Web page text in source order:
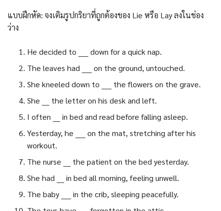
แบบฝึกหัด: จงเติมรูปกริยาที่ถูกต้องของ Lie หรือ Lay ลงในช่อง
ว่าง
He decided to ____ down for a quick nap.
The leaves had ____ on the ground, untouched.
She kneeled down to ____ the flowers on the grave.
She ___ the letter on his desk and left.
I often ___ in bed and read before falling asleep.
Yesterday, he ____ on the mat, stretching after his
workout.
The nurse ___ the patient on the bed yesterday.
She had ___ in bed all morning, feeling unwell.
The baby ____ in the crib, sleeping peacefully.